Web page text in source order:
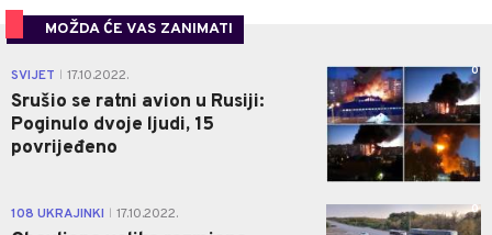
MOŽDA ĆE VAS ZANIMATI
SVIJET 17.10.2022.
Srušio se ratni avion u Rusiji:
Poginulo dvoje ljudi, 15
povrijeđeno
0
108 UKRAJINKI 17.10.2022. 0